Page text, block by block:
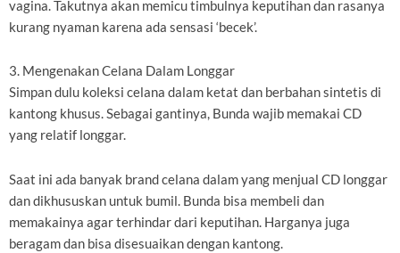
vagina. Takutnya akan memicu timbulnya keputihan dan rasanya
kurang nyaman karena ada sensasi ‘becek’.
3. Mengenakan Celana Dalam Longgar
Simpan dulu koleksi celana dalam ketat dan berbahan sintetis di
kantong khusus. Sebagai gantinya, Bunda wajib memakai CD
yang relatif longgar.
Saat ini ada banyak brand celana dalam yang menjual CD longgar
dan dikhususkan untuk bumil. Bunda bisa membeli dan
memakainya agar terhindar dari keputihan. Harganya juga
beragam dan bisa disesuaikan dengan kantong.